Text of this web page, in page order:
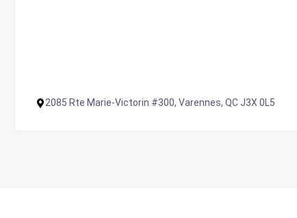
2085 Rte Marie-Victorin #300, Varennes, QC J3X 0L5